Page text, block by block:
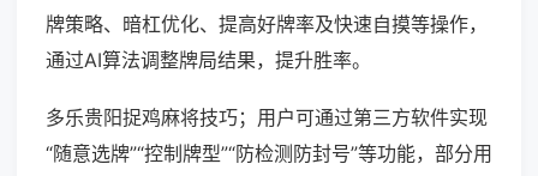
牌策略、暗杠优化、提高好牌率及快速自摸等操作，
通过AI算法调整牌局结果，提升胜率。
多乐贵阳捉鸡麻将技巧；用户可通过第三方软件实现
“随意选牌”“控制牌型”“防检测防封号”等功能，部分用